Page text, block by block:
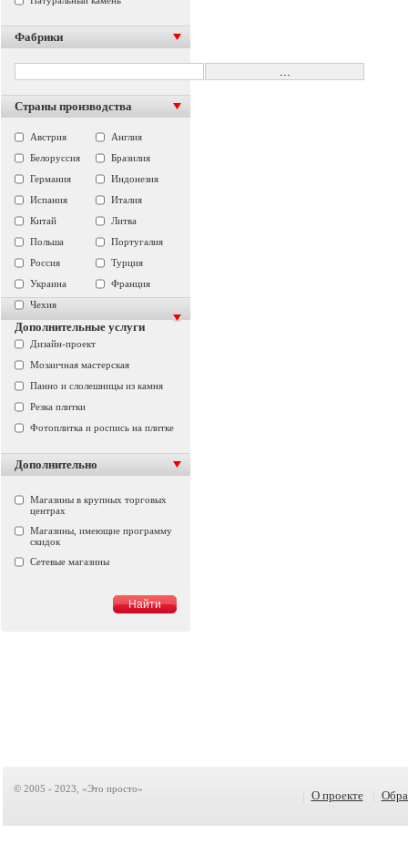
Фабрики
Страны производства
Австрия
Англия
Белоруссия
Бразилия
Германия
Индонезия
Испания
Италия
Китай
Литва
Польша
Португалия
Россия
Турция
Украина
Франция
Чехия
Дополнительные услуги
Дизайн-проект
Мозаичная мастерская
Панно и слолешницы из камня
Резка плитки
Фотоплитка и роспись на плитке
Дополнительно
Магазины в крупных торговых
центрах
Магазины, имеющие программу
скидок
Сетевые магазины
© 2005 - 2023, «Это просто» О проекте